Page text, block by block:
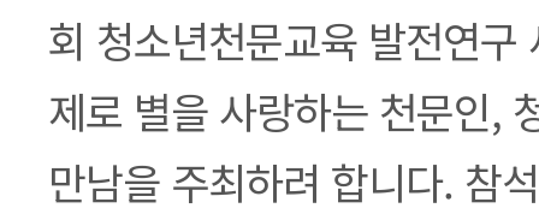
회 청소년천문교육 발전연
제로 별을 사랑하는 천문인,
만남을 주최하려 합니다. 참